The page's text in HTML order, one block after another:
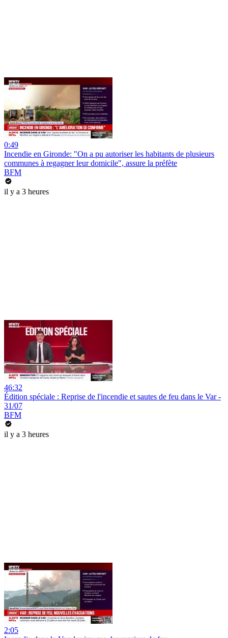
0:49
Incendie en Gironde: "On a pu autoriser les habitants de plusieurs
communes à regagner leur domicile", assure la préfète
BFM
il y a 3 heures
46:32
Édition spéciale : Reprise de l'incendie et sautes de feu dans le Var -
31/07
BFM
il y a 3 heures
2:05